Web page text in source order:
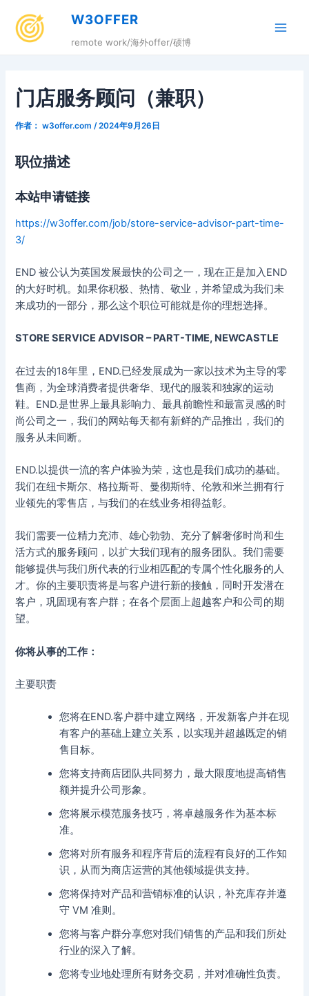
W3OFFER
remote work/海外offer/硕博
门店服务顾问（兼职）
作者： w3offer.com /2024年9月26日
职位描述
本站申请链接
https://w3offer.com/job/store-service-advisor-part-time-
3/
END 被公认为英国发展最快的公司之一，现在正是加入END
的大好时机。如果你积极、热情、敬业，并希望成为我们未
来成功的一部分，那么这个职位可能就是你的理想选择。
STORE SERVICE ADVISOR – PART-TIME, NEWCASTLE
在过去的18年里，END.已经发展成为一家以技术为主导的零
售商，为全球消费者提供奢华、现代的服装和独家的运动
鞋。END.是世界上最具影响力、最具前瞻性和最富灵感的时
尚公司之一，我们的网站每天都有新鲜的产品推出，我们的
服务从未间断。
END.以提供一流的客户体验为荣，这也是我们成功的基础。
我们在纽卡斯尔、格拉斯哥、曼彻斯特、伦敦和米兰拥有行
业领先的零售店，与我们的在线业务相得益彰。
我们需要一位精力充沛、雄心勃勃、充分了解奢侈时尚和生
活方式的服务顾问，以扩大我们现有的服务团队。我们需要
能够提供与我们所代表的行业相匹配的专属个性化服务的人
才。你的主要职责将是与客户进行新的接触，同时开发潜在
客户，巩固现有客户群；在各个层面上超越客户和公司的期
望。
你将从事的工作：
主要职责
您将在END.客户群中建立网络，开发新客户并在现
有客户的基础上建立关系，以实现并超越既定的销
售目标。
您将支持商店团队共同努力，最大限度地提高销售
额并提升公司形象。
您将展示模范服务技巧，将卓越服务作为基本标
准。
您将对所有服务和程序背后的流程有良好的工作知
识，从而为商店运营的其他领域提供支持。
您将保持对产品和营销标准的认识，补充库存并遵
守 VM 准则。
您将与客户群分享您对我们销售的产品和我们所处
行业的深入了解。
您将专业地处理所有财务交易，并对准确性负责。